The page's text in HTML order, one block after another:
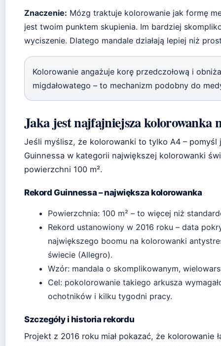
Znaczenie: Mózg traktuje kolorowanie jak formę
jest twoim punktem skupienia. Im bardziej
wyciszenie. Dlatego mandale działają lepiej niż
Kolorowanie angażuje korę przedczołową i
migdałowatego – to mechanizm podobny do
Jaka jest najfajniejsza kolorowanka
Jeśli myślisz, że kolorowanki to tylko A4 – pomyśl
Guinnessa w kategorii największej kolorowanki
powierzchni 100 m².
Rekord Guinnessa – największa kolorowanka
Powierzchnia: 100 m² – to więcej niż
Rekord ustanowiony w 2016 roku – data
największego boomu na kolorowanki
świecie (Allegro).
Wzór: mandala o skomplikowanym,
Cel: pokolorowanie takiego arkusza
ochotników i kilku tygodni pracy.
Szczegóły i historia rekordu
Projekt z 2016 roku miał pokazać, że kolorowanie